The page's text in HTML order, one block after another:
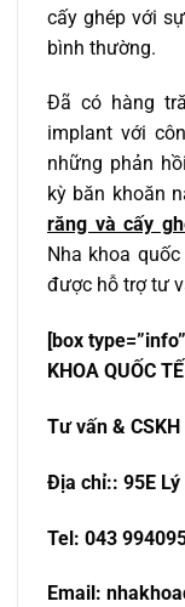
cấy ghép với
bình thường.
Đã có hàng
implant với
những phản
kỳ băn khoăn
răng và cấy
Nha khoa
được hỗ trợ tư
[box
KHOA QUỐC TẾ
Tưvấn &
Địa chỉ:: 95E
Tel: 043
Email: